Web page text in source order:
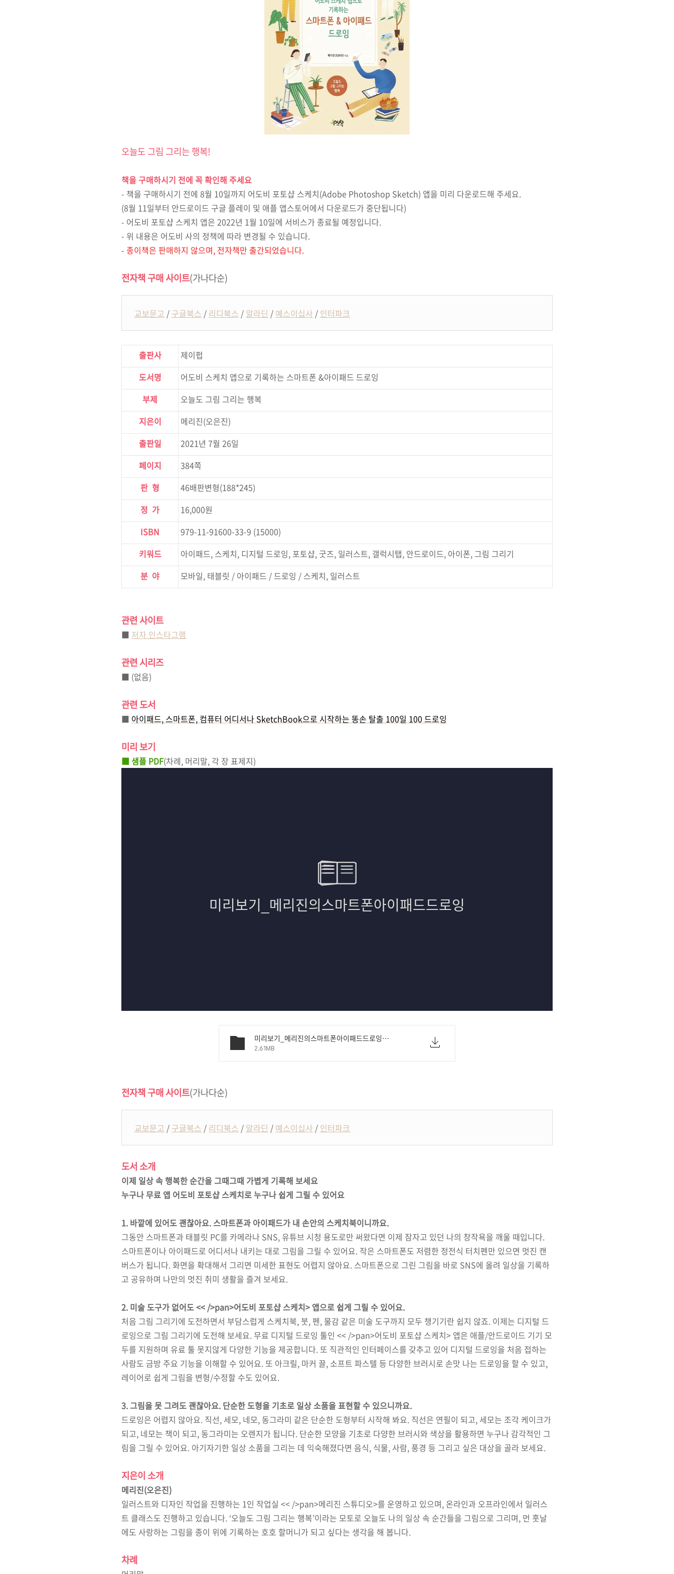
오늘도 그림 그리는 행복!
책을 구매하시기 전에 꼭 확인해 주세요
- 책을 구매하시기 전에 8월 10일까지 어도비 포토샵 스케치(Adobe Photoshop Sketch) 앱을 미리 다운로드해 주세요.
(8월 11일부터 안드로이드 구글 플레이 및 애플 앱스토어에서 다운로드가 중단됩니다)
- 어도비 포토샵 스케치 앱은 2022년 1월 10일에 서비스가 종료될 예정입니다.
- 위 내용은 어도비 사의 정책에 따라 변경될 수 있습니다.
- 종이책은 판매하지 않으며, 전자책만 출간되었습니다.
전자책 구매 사이트(가나다순)
교보문고 / 구글북스 / 리디북스 / 알라딘 / 예스이십사 / 인터파크
출판사
제이펍
도서명
어도비 스케치 앱으로 기록하는 스마트폰 &아이패드 드로잉
부제
오늘도 그림 그리는 행복
지은이
메리진(오은진)
출판일
2021년 7월 26일
페이지
384쪽
판 형 46배판변형(188*245)
정 가 16,000원
ISBN
979-11-91600-33-9 (15000)
키워드
아이패드, 스케치, 디지털 드로잉, 포토샵, 굿즈, 일러스트, 갤럭시탭, 안드로이드, 아이폰, 그림 그리기
분 야 모바일, 태블릿 / 아이패드 / 드로잉 / 스케치, 일러스트
관련 사이트
■ 저자 인스타그램
관련 시리즈
■ (없음)
관련 도서
■ 아이패드, 스마트폰, 컴퓨터 어디서나 SketchBook으로 시작하는 똥손 탈출 100일 100 드로잉
미리 보기
■ 샘플 PDF(차례, 머리말, 각 장 표제지)
미리보기_메리진의스마트폰아이패드드로잉.pdf
2.61MB
전자책 구매 사이트(가나다순)
교보문고 / 구글북스 / 리디북스 / 알라딘 / 예스이십사 / 인터파크
도서 소개
이제 일상 속 행복한 순간을 그때그때 가볍게 기록해 보세요
누구나 무료 앱 어도비 포토샵 스케치로 누구나 쉽게 그릴 수 있어요
1. 바깥에 있어도 괜찮아요.스마트폰과 아이패드가 내 손안의 스케치북이니까요.
그동안 스마트폰과 태블릿 PC를 카메라나 SNS, 유튜브 시청 용도로만 써왔다면 이제 잠자고 있던 나의 창작욕을 깨울 때입니다.
스마트폰이나 아이패드로 어디서나 내키는 대로 그림을 그릴 수 있어요. 작은 스마트폰도 저렴한 정전식 터치펜만 있으면 멋진 캔
버스가 됩니다. 화면을 확대해서 그리면 미세한 표현도 어렵지 않아요. 스마트폰으로 그린 그림을 바로 SNS에 올려 일상을 기록하
고 공유하며 나만의 멋진 취미 생활을 즐겨 보세요.
2. 미술 도구가 없어도<< />pan>어도비 포토샵 스케치> 앱으로 쉽게 그릴 수 있어요.
처음 그림 그리기에 도전하면서 부담스럽게 스케치북, 붓, 펜, 물감 같은 미술 도구까지 모두 챙기기란 쉽지 않죠. 이제는 디지털 드
로잉으로 그림 그리기에 도전해 보세요. 무료 디지털 드로잉 툴인 << />pan>어도비 포토샵 스케치> 앱은 애플/안드로이드 기기 모
두를 지원하며 유료 툴 못지않게 다양한 기능을 제공합니다. 또 직관적인 인터페이스를 갖추고 있어 디지털 드로잉을 처음 접하는
사람도 금방 주요 기능을 이해할 수 있어요. 또 아크릴, 마커 끌, 소프트 파스텔 등 다양한 브러시로 손맛 나는 드로잉을 할 수 있고,
레이어로 쉽게 그림을 변형/수정할 수도 있어요.
3. 그림을 못 그려도 괜찮아요. 단순한 도형을 기초로 일상 소품을 표현할 수 있으니까요.
드로잉은 어렵지 않아요. 직선, 세모, 네모, 동그라미 같은 단순한 도형부터 시작해 봐요. 직선은 연필이 되고, 세모는 조각 케이크가
되고, 네모는 책이 되고, 동그라미는 오렌지가 됩니다. 단순한 모양을 기초로 다양한 브러시와 색상을 활용하면 누구나 감각적인 그
림을 그릴 수 있어요. 아기자기한 일상 소품을 그리는 데 익숙해졌다면 음식, 식물, 사람, 풍경 등 그리고 싶은 대상을 골라 보세요.
지은이 소개
메리진(오은진)
일러스트와 디자인 작업을 진행하는 1인 작업실 << />pan>메리진 스튜디오>를 운영하고 있으며, 온라인과 오프라인에서 일러스
트 클래스도 진행하고 있습니다. ‘오늘도 그림 그리는 행복’이라는 모토로 오늘도 나의 일상 속 순간들을 그림으로 그리며, 먼 훗날
에도 사랑하는 그림을 종이 위에 기록하는 호호 할머니가 되고 싶다는 생각을 해 봅니다.
차례